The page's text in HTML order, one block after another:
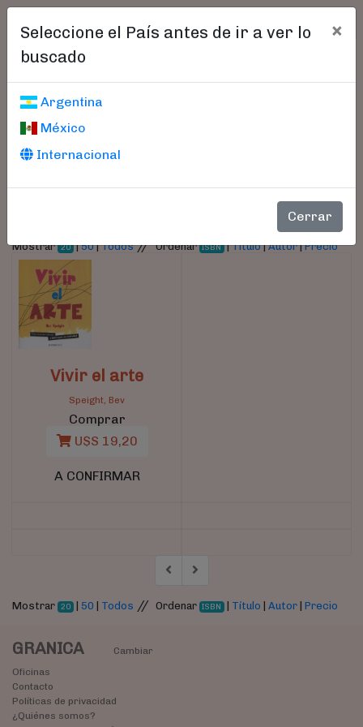
Seleccione el País antes de ir a ver lo
buscado
×
Argentina
México
Internacional
Cerrar
Libros encontrados
Parámetros
Mostrar 20 |50|Todos//Ordenar ISBN |Título|Autor|Precio
Vivir el arte
Speight, Bev
Comprar
U$S 19,20
A CONFIRMAR
Mostrar 20 | 50 Todos // Ordenar ISBN Título |Autor |Precio
GRANICA
Cambiar
Oficinas
Contacto
Políticas de privacidad
¿Quiénes somos?